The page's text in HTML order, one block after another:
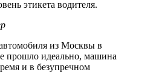
этикета водителя.
из Москвы в
прошло идеально, машина
и в безупречном